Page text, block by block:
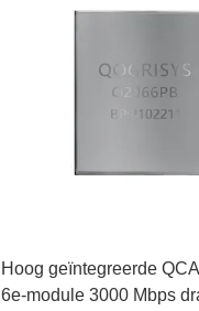
Hoog geïntegreerde
6e-module 3000 Mbps